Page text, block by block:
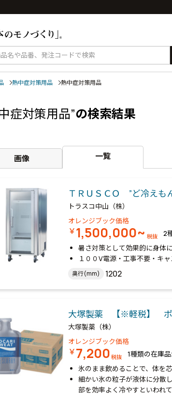
熱中症対策用品 熱中症対策用品
症対策用品”の検索結果
画像 一覧
ＴＲＵＳＣＯ ”ど冷えも
トラスコ中山（株）
オレンジブック価格
￥1,500,000~ 税抜 2
暑さ対策として効果的に身体
１００V電源・工事不要・キ
奥行(mm) 1202
大塚製薬 【※軽税】 ポ
大塚製薬（株）
オレンジブック価格
￥7,200 税抜 1種類の在庫
氷のまま飲めることで、体を
細かい氷の粒子が液体に分散
部を効率よく冷やすといわれて